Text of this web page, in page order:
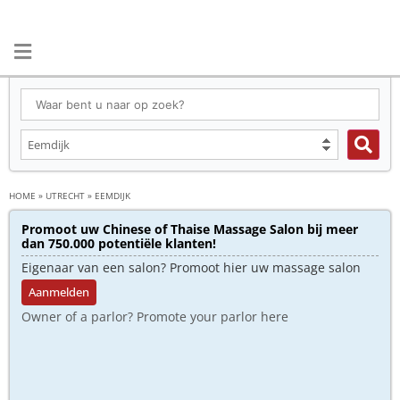
HOME » UTRECHT » EEMDIJK
Promoot uw Chinese of Thaise Massage Salon bij meer
dan 750.000 potentiële klanten!
Eigenaar van een salon? Promoot hier uw massage salon
Aanmelden
Owner of a parlor? Promote your parlor here